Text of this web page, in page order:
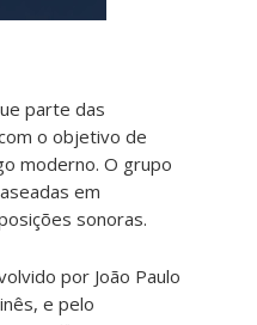
parte das
o objetivo de
moderno. O grupo
em
sonoras.
por João Paulo
e pelo